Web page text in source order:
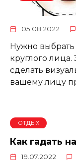
05.08.2022
Нужно
круглого
сделать
вашему лицу
ОТДЫХ
Как гадать
19.07.2022